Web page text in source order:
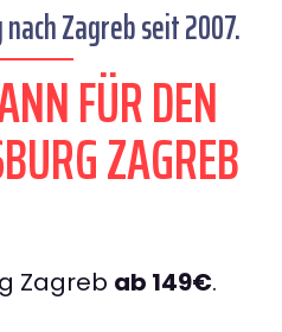
Zagreb seit 2007.
FÜR DEN
ZAGREB
Zagreb ab 149€.